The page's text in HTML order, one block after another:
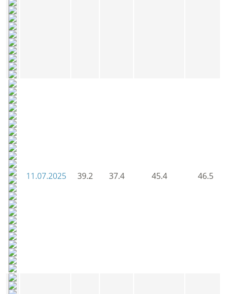
11.07.2025 39.2 37.4 45.4 46.5